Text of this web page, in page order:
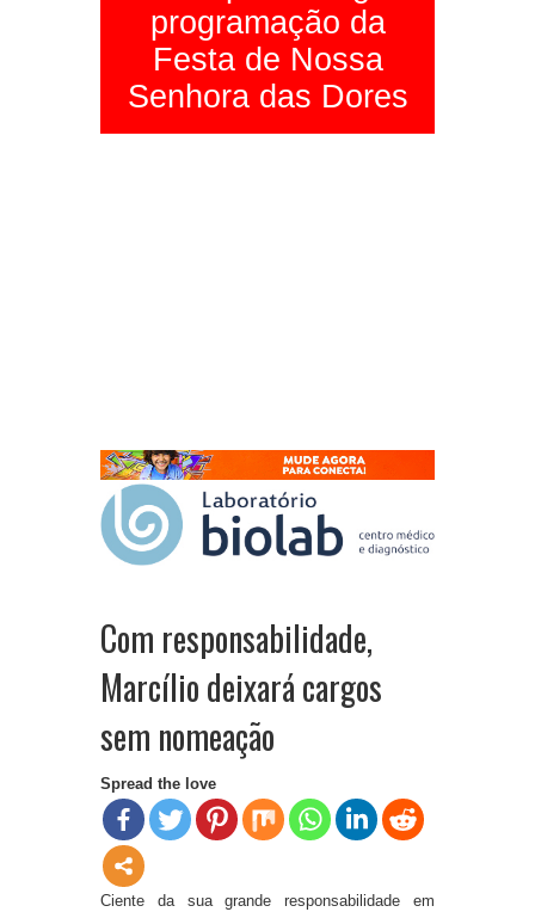
programação da
Festa de Nossa
Senhora das Dores
Com responsabilidade,
Marcílio deixará cargos
sem nomeação
Spread the love
Ciente da sua grande responsabilidade em